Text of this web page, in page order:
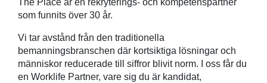
The Place är en rekryterings- och kompetenspartner
som funnits över 30 år.
Vi tar avstånd från den traditionella
bemanningsbranschen där kortsiktiga lösningar och
människor reducerade till siffror blivit norm. I oss får du
en Worklife Partner, vare sig du är kandidat,